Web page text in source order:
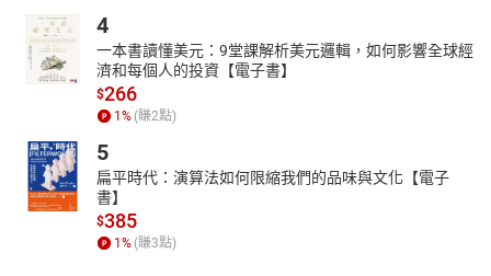
有聲書
適讀年齡：4～6歲親子共讀；7歲以上自己聆聽
【本書特色】
精挑改變人類文明的冒險家故事，深具閱讀「類人物小說」的
本書精選勇於向未知或傳統挑戰，並且能以無比的信心毅力克
服萬難達成目標，進而開拓世人眼界，啟發後人智慧的歷史人物，
運用兒童文學的筆法，將歷史傳記改寫成生動有趣的兒童故事，孩
子不但可享受閱讀「類人物小說」的樂趣，同時也能從中獲得智慧
4
一本書讀懂美元：9堂課解析美元邏輯，如何影響全球經
濟和每個人的投資【電子書】
$266
1 % (賺2點)
5
扁平時代：演算法如何限縮我們的品味與文化【電子
書】
$385
1 % (賺3點)